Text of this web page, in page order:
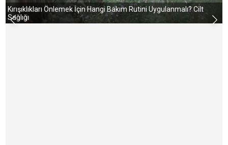
Kırışıklıkları Önlemek İçin Hangi Bakım Rutini Uygulanmalı? Cilt
Sağlığı